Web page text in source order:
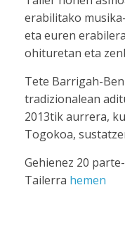
erabilitako
eta euren
ohituretan eta
Tete Barrigah-
tradizionalean
2013tik aurrera,
Togokoa,
Gehienez 20
Tailerra hemen